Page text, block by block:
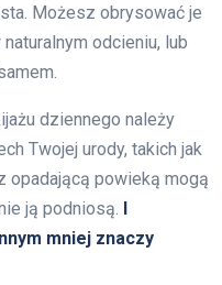
Możesz obrysować je
odcieniu, lub
dziennego należy
Twojej urody, takich jak
opadającą powieką mogą
ją podniosą. I
mniej znaczy